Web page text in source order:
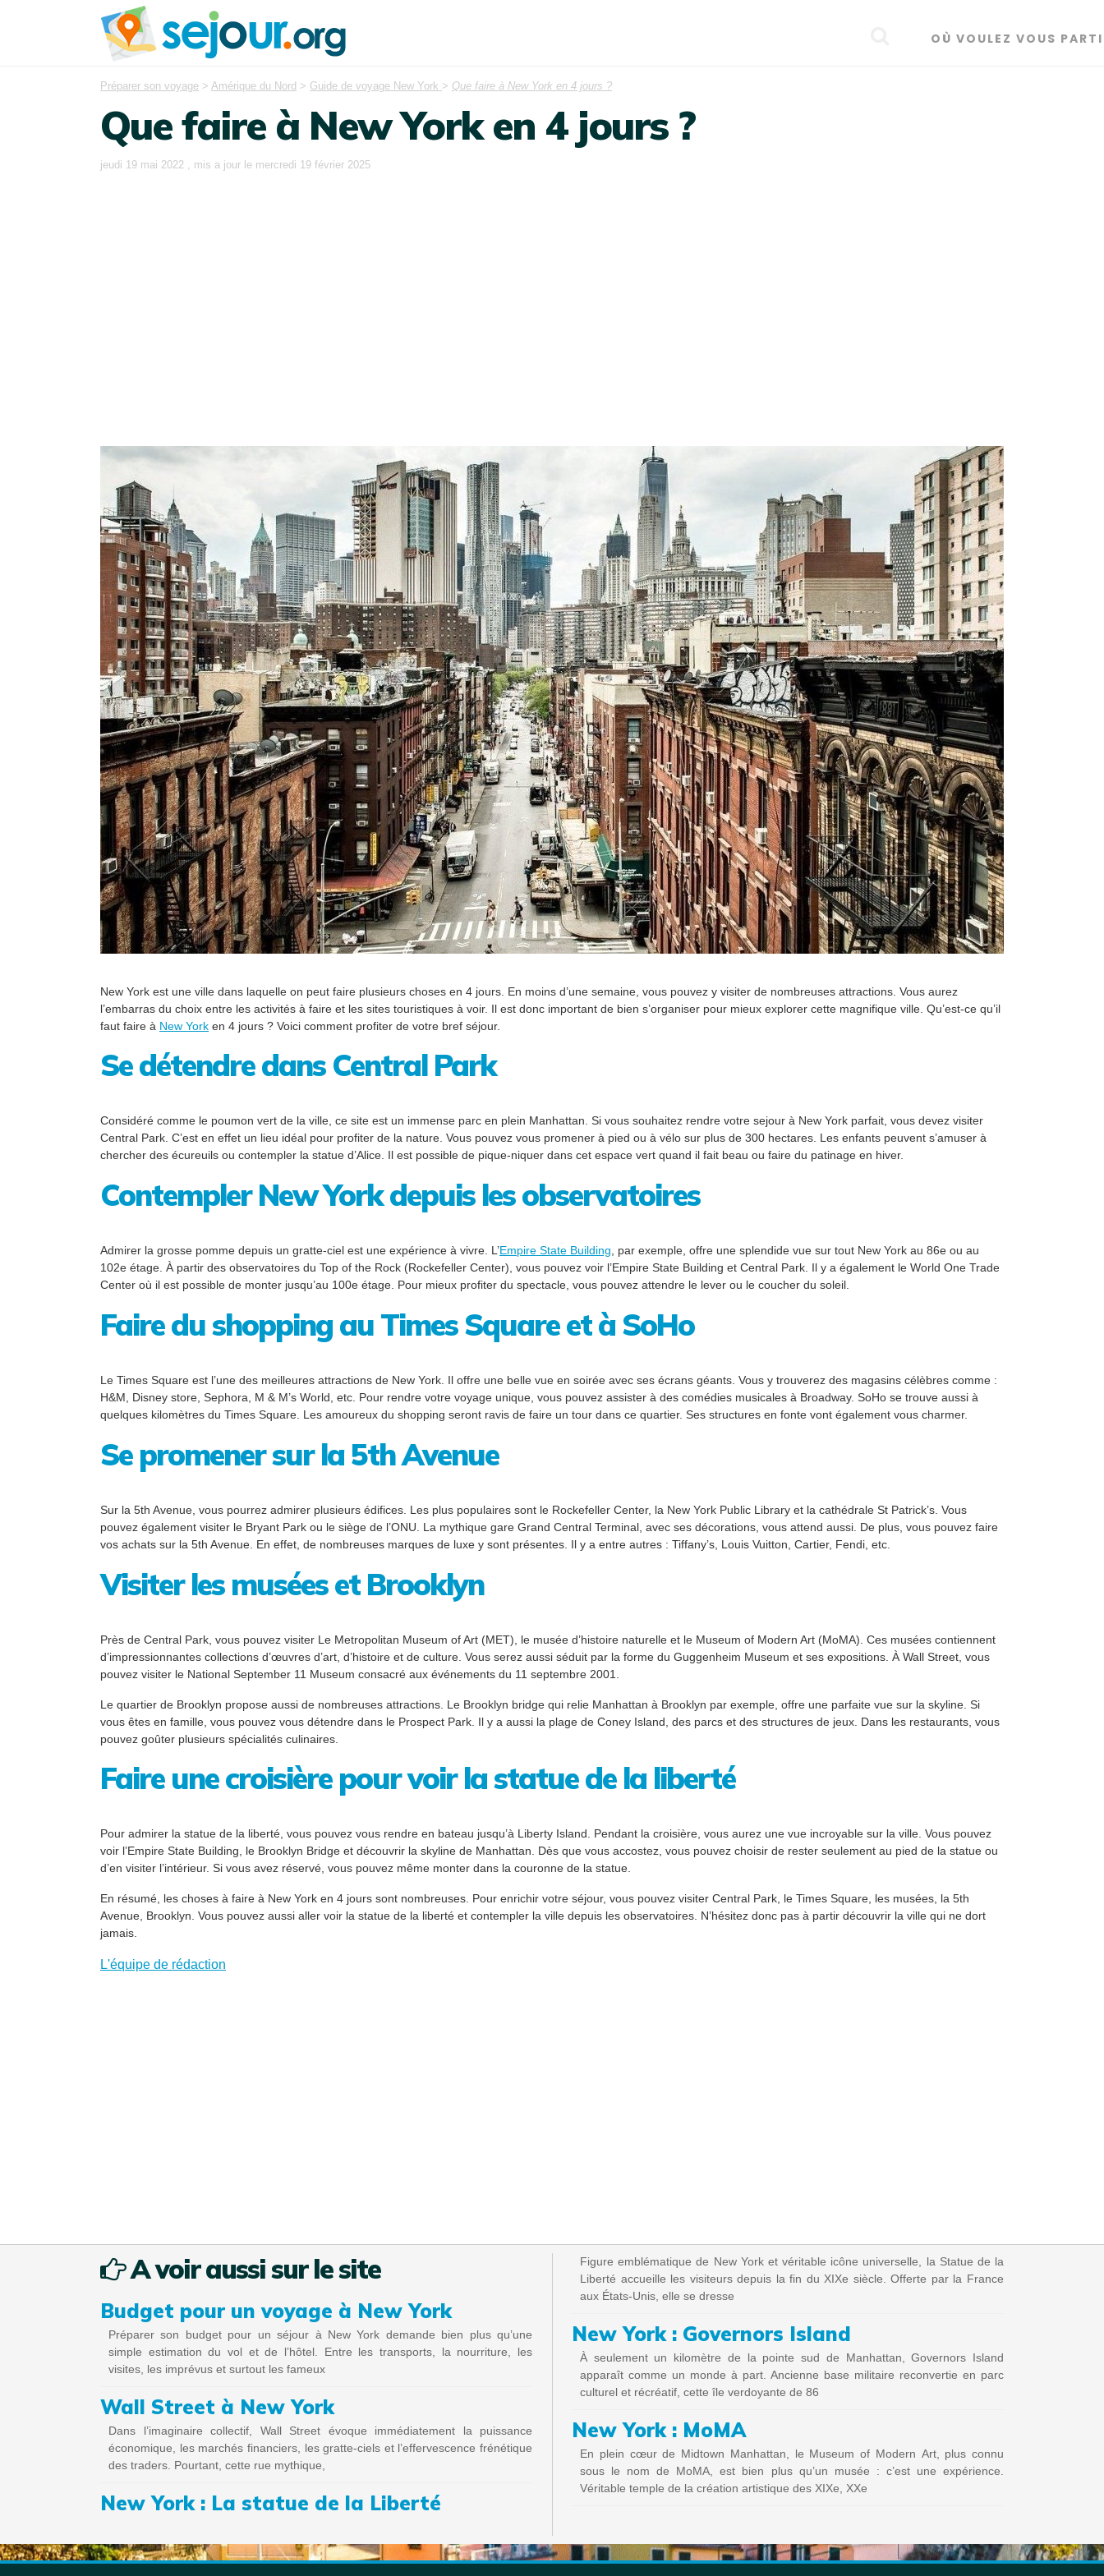
OÙ VOULEZ VOUS
Préparer son voyage > Amérique du Nord > Guide de voyage New York > Que faire à New York en 4 jours ?
Que faire à New York en 4 jours ?
jeudi 19 mai 2022 , mis a jour le mercredi 19 février 2025
New York est une ville dans laquelle on peut faire plusieurs choses en 4 jours. En moins d’une semaine, vous pouvez y visiter de nombreuses attractions. Vous aurez
l’embarras du choix entre les activités à faire et les sites touristiques à voir. Il est donc important de bien s’organiser pour mieux explorer cette magnifique ville. Qu’est-ce qu’il
faut faire à New York en 4 jours ? Voici comment profiter de votre bref séjour.
Se détendre dans Central Park
Considéré comme le poumon vert de la ville, ce site est un immense parc en plein Manhattan. Si vous souhaitez rendre votre sejour à New York parfait, vous devez visiter
Central Park. C’est en effet un lieu idéal pour profiter de la nature. Vous pouvez vous promener à pied ou à vélo sur plus de 300 hectares. Les enfants peuvent s’amuser à
chercher des écureuils ou contempler la statue d’Alice. Il est possible de pique-niquer dans cet espace vert quand il fait beau ou faire du patinage en hiver.
Contempler New York depuis les observatoires
Admirer la grosse pomme depuis un gratte-ciel est une expérience à vivre. L’Empire State Building, par exemple, offre une splendide vue sur tout New York au 86e ou au
102e étage. À partir des observatoires du Top of the Rock (Rockefeller Center), vous pouvez voir l’Empire State Building et Central Park. Il y a également le World One Trade
Center où il est possible de monter jusqu’au 100e étage. Pour mieux profiter du spectacle, vous pouvez attendre le lever ou le coucher du soleil.
Faire du shopping au Times Square et à SoHo
Le Times Square est l’une des meilleures attractions de New York. Il offre une belle vue en soirée avec ses écrans géants. Vous y trouverez des magasins célèbres comme :
H&M, Disney store, Sephora, M & M’s World, etc. Pour rendre votre voyage unique, vous pouvez assister à des comédies musicales à Broadway. SoHo se trouve aussi à
quelques kilomètres du Times Square. Les amoureux du shopping seront ravis de faire un tour dans ce quartier. Ses structures en fonte vont également vous charmer.
Se promener sur la 5th Avenue
Sur la 5th Avenue, vous pourrez admirer plusieurs édifices. Les plus populaires sont le Rockefeller Center, la New York Public Library et la cathédrale St Patrick’s. Vous
pouvez également visiter le Bryant Park ou le siège de l’ONU. La mythique gare Grand Central Terminal, avec ses décorations, vous attend aussi. De plus, vous pouvez faire
vos achats sur la 5th Avenue. En effet, de nombreuses marques de luxe y sont présentes. Il y a entre autres : Tiffany’s, Louis Vuitton, Cartier, Fendi, etc.
Visiter les musées et Brooklyn
Près de Central Park, vous pouvez visiter Le Metropolitan Museum of Art (MET), le musée d’histoire naturelle et le Museum of Modern Art (MoMA). Ces musées contiennent
d’impressionnantes collections d’œuvres d’art, d’histoire et de culture. Vous serez aussi séduit par la forme du Guggenheim Museum et ses expositions. À Wall Street, vous
pouvez visiter le National September 11 Museum consacré aux événements du 11 septembre 2001.
Le quartier de Brooklyn propose aussi de nombreuses attractions. Le Brooklyn bridge qui relie Manhattan à Brooklyn par exemple, offre une parfaite vue sur la skyline. Si
vous êtes en famille, vous pouvez vous détendre dans le Prospect Park. Il y a aussi la plage de Coney Island, des parcs et des structures de jeux. Dans les restaurants, vous
pouvez goûter plusieurs spécialités culinaires.
Faire une croisière pour voir la statue de la liberté
Pour admirer la statue de la liberté, vous pouvez vous rendre en bateau jusqu’à Liberty Island. Pendant la croisière, vous aurez une vue incroyable sur la ville. Vous pouvez
voir l’Empire State Building, le Brooklyn Bridge et découvrir la skyline de Manhattan. Dès que vous accostez, vous pouvez choisir de rester seulement au pied de la statue ou
d’en visiter l’intérieur. Si vous avez réservé, vous pouvez même monter dans la couronne de la statue.
En résumé, les choses à faire à New York en 4 jours sont nombreuses. Pour enrichir votre séjour, vous pouvez visiter Central Park, le Times Square, les musées, la 5th
Avenue, Brooklyn. Vous pouvez aussi aller voir la statue de la liberté et contempler la ville depuis les observatoires. N’hésitez donc pas à partir découvrir la ville qui ne dort
jamais.
L'équipe de rédaction
A voir aussi sur le site
Budget pour un voyage à New York
Préparer son budget pour un séjour à New York demande bien plus qu’une
simple estimation du vol et de l’hôtel. Entre les transports, la nourriture, les
visites, les imprévus et surtout les fameux
Wall Street à New York
Dans l’imaginaire collectif, Wall Street évoque immédiatement la puissance
économique, les marchés financiers, les gratte-ciels et l’effervescence frénétique
des traders. Pourtant, cette rue mythique,
New York : La statue de la Liberté
Figure emblématique de New York et véritable icône universelle, la Statue de la
Liberté accueille les visiteurs depuis la fin du XIXe siècle. Offerte par la France
aux États-Unis, elle se dresse
New York : Governors Island
À seulement un kilomètre de la pointe sud de Manhattan, Governors Island
apparaît comme un monde à part. Ancienne base militaire reconvertie en parc
culturel et récréatif, cette île verdoyante de 86
New York : MoMA
En plein cœur de Midtown Manhattan, le Museum of Modern Art, plus connu
sous le nom de MoMA, est bien plus qu’un musée : c’est une expérience.
Véritable temple de la création artistique des XIXe, XXe